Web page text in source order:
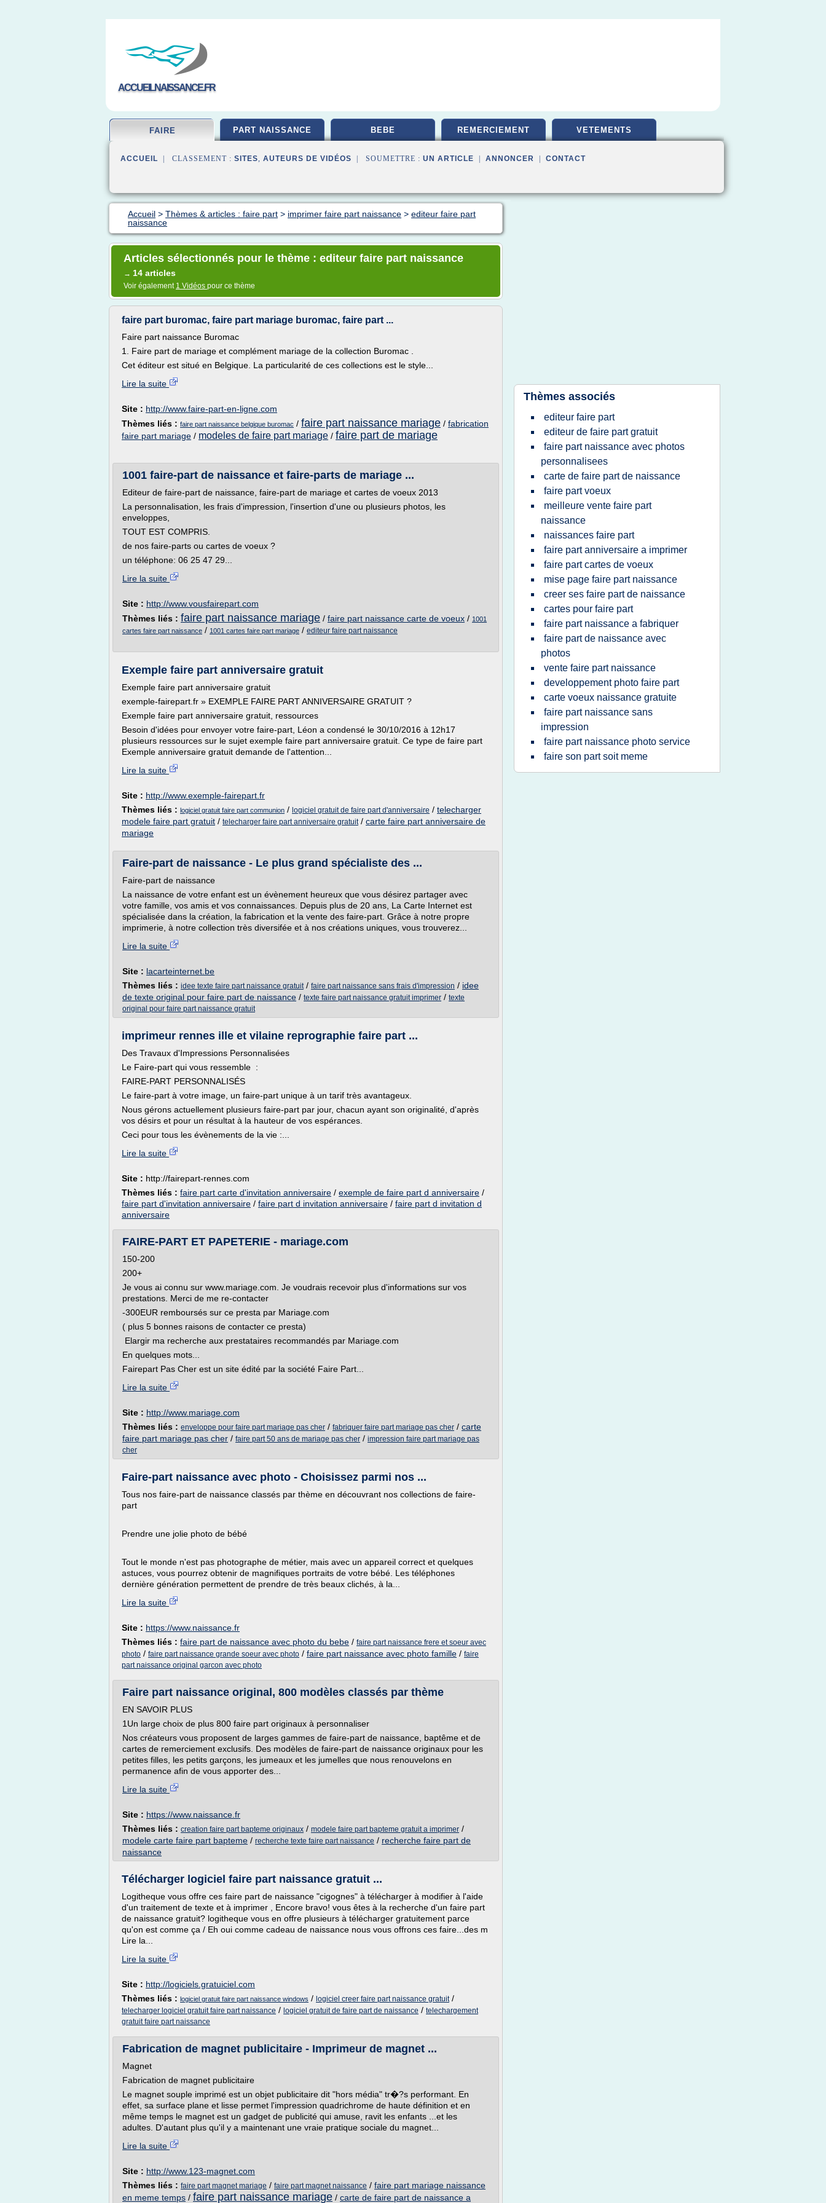
ACCUEILNAISSANCE.FR
FAIRE PART NAISSANCE BEBE REMERCIEMENT VETEMENTS
ACCUEIL | CLASSEMENT : SITES, AUTEURS DE VIDÉOS | SOUMETTRE : UN ARTICLE ANNONCER CONTACT
Accueil > Thèmes & articles : faire part > imprimer faire part naissance > editeur faire part
naissance
Articles sélectionnés pour le thème : editeur faire part naissance
→ 14 articles
Voir également 1 Vidéos pour ce thème
faire part buromac, faire part mariage buromac, faire part ...
Faire part naissance Buromac
1. Faire part de mariage et complément mariage de la collection Buromac .
Cet éditeur est situé en Belgique. La particularité de ces collections est le style...
Lire la suite
Site : http://www.faire-part-en-ligne.com
Thèmes liés : faire part naissance belgique buromac / faire part naissance mariage / fabrication
faire part mariage / modeles de faire part mariage / faire part de mariage
1001 faire-part de naissance et faire-parts de mariage ...
Editeur de faire-part de naissance, faire-part de mariage et cartes de voeux 2013
La personnalisation, les frais d'impression, l'insertion d'une ou plusieurs photos, les
enveloppes,
TOUT EST COMPRIS.
de nos faire-parts ou cartes de voeux ?
un téléphone: 06 25 47 29...
Lire la suite
Site : http://www.vousfairepart.com
Thèmes liés : faire part naissance mariage / faire part naissance carte de voeux / 1001
cartes faire part naissance / 1001 cartes faire part mariage / editeur faire part naissance
Exemple faire part anniversaire gratuit
Exemple faire part anniversaire gratuit
exemple-fairepart.fr » EXEMPLE FAIRE PART ANNIVERSAIRE GRATUIT ?
Exemple faire part anniversaire gratuit, ressources
Besoin d'idées pour envoyer votre faire-part, Léon a condensé le 30/10/2016 à 12h17
plusieurs ressources sur le sujet exemple faire part anniversaire gratuit. Ce type de faire part
Exemple anniversaire gratuit demande de l'attention...
Lire la suite
Site : http://www.exemple-fairepart.fr
Thèmes liés : logiciel gratuit faire part communion / logiciel gratuit de faire part d'anniversaire / telecharger
modele faire part gratuit / telecharger faire part anniversaire gratuit/ carte faire part anniversaire de
mariage
Faire-part de naissance - Le plus grand spécialiste des ...
Faire-part de naissance
La naissance de votre enfant est un évènement heureux que vous désirez partager avec
votre famille, vos amis et vos connaissances. Depuis plus de 20 ans, La Carte Internet est
spécialisée dans la création, la fabrication et la vente des faire-part. Grâce à notre propre
imprimerie, à notre collection très diversifée et à nos créations uniques, vous trouverez...
Lire la suite
Site : lacarteinternet.be
Thèmes liés : idee texte faire part naissance gratuit/ faire part naissance sans frais d'impression / idee
de texte original pour faire part de naissance / texte faire part naissance gratuit imprimer / texte
original pour faire part naissance gratuit
imprimeur rennes ille et vilaine reprographie faire part ...
Des Travaux d'Impressions Personnalisées
Le Faire-part qui vous ressemble :
FAIRE-PART PERSONNALISÉS
Le faire-part à votre image, un faire-part unique à un tarif très avantageux.
Nous gérons actuellement plusieurs faire-part par jour, chacun ayant son originalité, d'après
vos désirs et pour un résultat à la hauteur de vos espérances.
Ceci pour tous les évènements de la vie :...
Lire la suite
Site : http://fairepart-rennes.com
Thèmes liés : faire part carte d'invitation anniversaire / exemple de faire part d anniversaire /
faire part d'invitation anniversaire / faire part d invitation anniversaire / faire part d invitation d
anniversaire
FAIRE-PART ET PAPETERIE - mariage.com
150-200
200+
Je vous ai connu sur www.mariage.com. Je voudrais recevoir plus d'informations sur vos
prestations. Merci de me re-contacter
-300EUR remboursés sur ce presta par Mariage.com
( plus 5 bonnes raisons de contacter ce presta)
Elargir ma recherche aux prestataires recommandés par Mariage.com
En quelques mots...
Fairepart Pas Cher est un site édité par la société Faire Part...
Lire la suite
Site : http://www.mariage.com
Thèmes liés : enveloppe pour faire part mariage pas cher / fabriquer faire part mariage pas cher / carte
faire part mariage pas cher / faire part 50 ans de mariage pas cher / impression faire part mariage pas
cher
Faire-part naissance avec photo - Choisissez parmi nos ...
Tous nos faire-part de naissance classés par thème en découvrant nos collections de faire-
part
Prendre une jolie photo de bébé
Tout le monde n'est pas photographe de métier, mais avec un appareil correct et quelques
astuces, vous pourrez obtenir de magnifiques portraits de votre bébé. Les téléphones
dernière génération permettent de prendre de très beaux clichés, à la...
Lire la suite
Site : https://www.naissance.fr
Thèmes liés : faire part de naissance avec photo du bebe / faire part naissance frere et soeur avec
photo / faire part naissance grande soeur avec photo / faire part naissance avec photo famille / faire
part naissance original garcon avec photo
Faire part naissance original, 800 modèles classés par thème
EN SAVOIR PLUS
1Un large choix de plus 800 faire part originaux à personnaliser
Nos créateurs vous proposent de larges gammes de faire-part de naissance, baptême et de
cartes de remerciement exclusifs. Des modèles de faire-part de naissance originaux pour les
petites filles, les petits garçons, les jumeaux et les jumelles que nous renouvelons en
permanence afin de vous apporter des...
Lire la suite
Site : https://www.naissance.fr
Thèmes liés : creation faire part bapteme originaux / modele faire part bapteme gratuit a imprimer /
modele carte faire part bapteme / recherche texte faire part naissance / recherche faire part de
naissance
Télécharger logiciel faire part naissance gratuit ...
Logitheque vous offre ces faire part de naissance "cigognes" à télécharger à modifier à l'aide
d'un traitement de texte et à imprimer , Encore bravo! vous êtes à la recherche d'un faire part
de naissance gratuit? logitheque vous en offre plusieurs à télécharger gratuitement parce
qu'on est comme ça / Eh oui comme cadeau de naissance nous vous offrons ces faire...des m
Lire la...
Lire la suite
Site : http://logiciels.gratuiciel.com
Thèmes liés : logiciel gratuit faire part naissance windows / logiciel creer faire part naissance gratuit/
telecharger logiciel gratuit faire part naissance / logiciel gratuit de faire part de naissance / telechargement
gratuit faire part naissance
Fabrication de magnet publicitaire - Imprimeur de magnet ...
Magnet
Fabrication de magnet publicitaire
Le magnet souple imprimé est un objet publicitaire dit "hors média" tr�?s performant. En
effet, sa surface plane et lisse permet l'impression quadrichrome de haute définition et en
même temps le magnet est un gadget de publicité qui amuse, ravit les enfants ...et les
adultes. D'autant plus qu'il y a maintenant une vraie pratique sociale du magnet...
Lire la suite
Site : http://www.123-magnet.com
Thèmes liés : faire part magnet mariage / faire part magnet naissance / faire part mariage naissance
en meme temps / faire part naissance mariage / carte de faire part de naissance a
Thèmes associés
editeur faire part
editeur de faire part gratuit
faire part naissance avec photos
personnalisees
carte de faire part de naissance
faire part voeux
meilleure vente faire part
naissance
naissances faire part
faire part anniversaire a imprimer
faire part cartes de voeux
mise page faire part naissance
creer ses faire part de naissance
cartes pour faire part
faire part naissance a fabriquer
faire part de naissance avec
photos
vente faire part naissance
developpement photo faire part
carte voeux naissance gratuite
faire part naissance sans
impression
faire part naissance photo service
faire son part soit meme